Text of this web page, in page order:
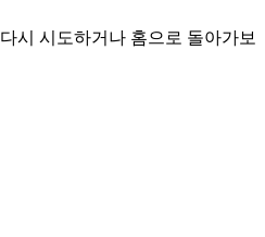
다시 시도하거나 홈으로 돌아가보